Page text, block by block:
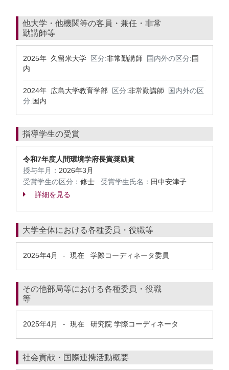
他大学・他機関等の客員・兼任・非常
勤講師等
2025年 久留米大学 区分:非常勤講師 国内外の区分:国
内
2024年 広島大学教育学部 区分:非常勤講師
国内外の区
分:国内
指導学生の受賞
令和7年度人間環境学府長賞奨励賞
授与年月： 2026年3月
受賞学生の区分： 修士 受賞学生氏名： 田中安津子
詳細を見る
大学全体における各種委員・役職等
2025年4月 - 現在 学際コーディネータ委員
その他部局等における各種委員・役職
等
2025年4月 - 現在 研究院 学際コーディネータ
社会貢献・国際連携活動概要